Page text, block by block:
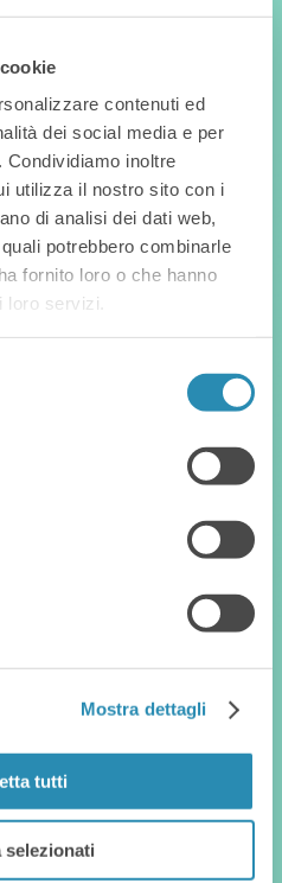
contenuti ed
dei social media e per
inoltre
utilizza il nostro sito con i
di analisi dei dati web,
potrebbero combinarle
fornito loro o che hanno
servizi.
Mostra dettagli
tutti
selezionati